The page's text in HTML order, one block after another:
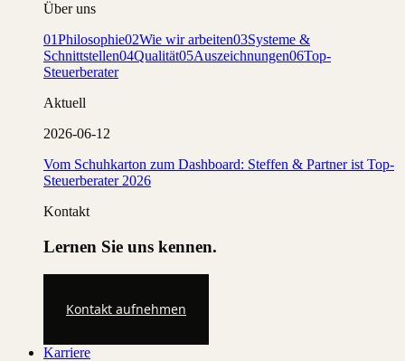
Über uns
01Philosophie02Wie wir arbeiten03Systeme &
Schnittstellen04Qualität05Auszeichnungen06Top-
Steuerberater
Aktuell
2026-06-12
Vom Schuhkarton zum Dashboard: Steffen & Partner ist Top-
Steuerberater 2026
Kontakt
Lernen Sie uns kennen.
Kontakt aufnehmen
Karriere